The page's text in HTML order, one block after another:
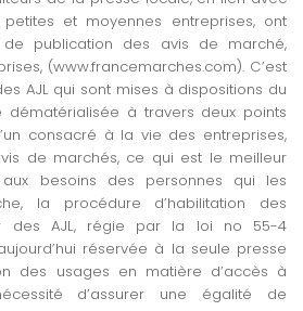
et moyennes entreprises, ont
publication des avis de marché,
(www.francemarches.com). C’est
AJL qui sont mises à dispositions du
dématérialisée à travers deux points
consacré à la vie des entreprises,
de marchés, ce qui est le meilleur
besoins des personnes qui les
la procédure d’habilitation des
des AJL, régie par la loi no 55-4
réservée à la seule presse
des usages en matière d’accès à
d’assurer une égalité de